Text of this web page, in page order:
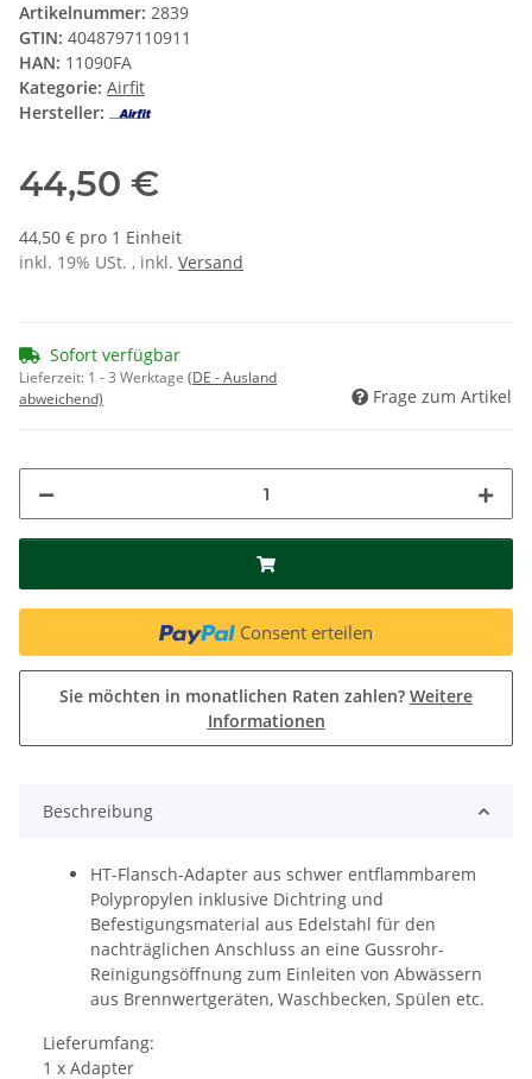
Artikelnummer: 2839
GTIN: 4048797110911
HAN: 11090FA
Kategorie: Airfit
Hersteller:
44,50 €
44,50 € pro 1 Einheit
inkl. 19% USt. , inkl. Versand
Sofort verfügbar
Lieferzeit: 1 - 3 Werktage (DE - Ausland
abweichend)
Frage zum Artikel
Consent erteilen
Sie möchten in monatlichen Raten zahlen? Weitere
Informationen
Beschreibung
HT-Flansch-Adapter aus schwer entflammbarem
Polypropylen inklusive Dichtring und
Befestigungsmaterial aus Edelstahl für den
nachträglichen Anschluss an eine Gussrohr-
Reinigungsöffnung zum Einleiten von Abwässern
aus Brennwertgeräten, Waschbecken, Spülen etc.
Lieferumfang:
1 x Adapter